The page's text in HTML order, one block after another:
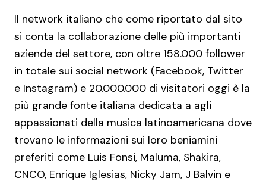
Il network italiano che come riportato dal sito
si conta la collaborazione delle più importanti
aziende del settore, con oltre 158.000 follower
in totale sui social network (Facebook, Twitter
e Instagram) e 20.000.000 di visitatori oggi è la
più grande fonte italiana dedicata a agli
appassionati della musica latinoamericana dove
trovano le informazioni sui loro beniamini
preferiti come Luis Fonsi, Maluma, Shakira,
CNCO, Enrique Iglesias, Nicky Jam, J Balvin e